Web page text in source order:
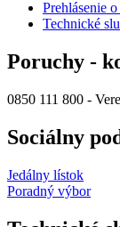
Prehlásenie
Technické
Poruchy -
0850 111 800 -
Sociálny
Jedálny lístok
Poradný výbor